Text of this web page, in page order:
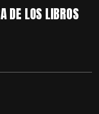
DE LOS LIBROS